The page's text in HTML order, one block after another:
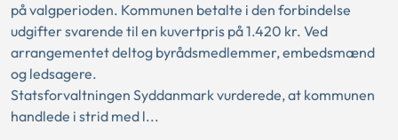
på valgperioden. Kommunen betalte i den forbindelse
udgifter svarende til en kuvertpris på 1.420 kr. Ved
arrangementet deltog byrådsmedlemmer, embedsmænd
og ledsagere.
Statsforvaltningen Syddanmark vurderede, at kommunen
handlede i strid med l...